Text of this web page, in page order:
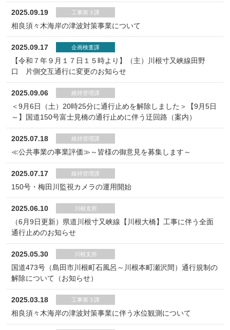
2025.09.19 工事第３課
相良須々木海岸の津波対策事業について
2025.09.17 企画検査課
【令和７年９月１７日１５時より】（主）川根寸又峡線田野
口 片側交互通行に変更のお知らせ
2025.09.06 維持管理課
＜9月6日（土）20時25分に通行止めを解除しました＞【9月5日
～】国道150号富士見橋の通行止めに伴う迂回路（案内）
2025.07.18 維持管理課
≪公共事業の事業評価≫～皆様の御意見を募集します～
2025.07.17 維持管理課
150号・梅田川監視カメラの運用開始
2025.06.10 川根支所
（6月9日更新）県道川根寸又峡線【川根大橋】工事に伴う全面
通行止めのお知らせ
2025.05.30 川根支所
国道473号（島田市川根町石風呂～川根本町瀬沢間）通行規制の
解除について（お知らせ）
2025.03.18 工事第３課
相良須々木海岸の津波対策事業に伴う水位観測について